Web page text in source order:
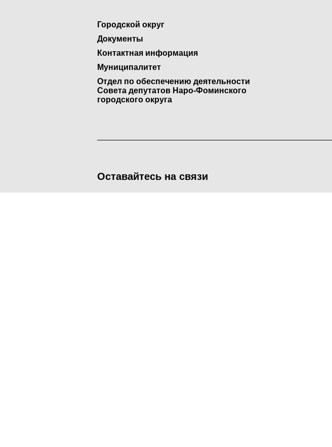
Городской округ
Документы
Контактная информация
Муниципалитет
Отдел по обеспечению деятельности
Совета депутатов Наро-Фоминского
городского округа
Оставайтесь на связи